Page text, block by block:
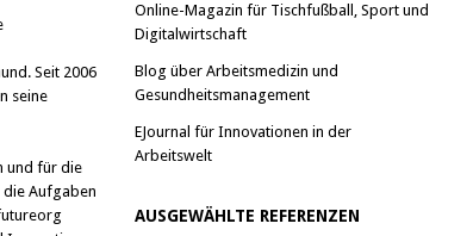
Seit 2006
seine
und für die
die Aufgaben
Online-Magazin für Tischfußball, Sport und
Digitalwirtschaft
Blog über Arbeitsmedizin und
Gesundheitsmanagement
EJournal für Innovationen in der
Arbeitswelt
AUSGEWÄHLTE REFERENZEN